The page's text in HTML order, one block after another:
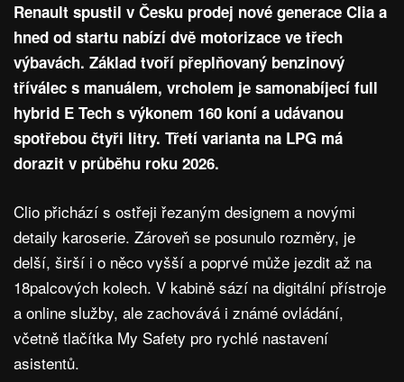
Renault spustil v Česku prodej nové generace Clia a
hned od startu nabízí dvě motorizace ve třech
výbavách. Základ tvoří přeplňovaný benzinový
tříválec s manuálem, vrcholem je samonabíjecí full
hybrid E Tech s výkonem 160 koní a udávanou
spotřebou čtyři litry. Třetí varianta na LPG má
dorazit v průběhu roku 2026.
Clio přichází s ostřeji řezaným designem a novými
detaily karoserie. Zároveň se posunulo rozměry, je
delší, širší i o něco vyšší a poprvé může jezdit až na
18palcových kolech. V kabině sází na digitální přístroje
a online služby, ale zachovává i známé ovládání,
včetně tlačítka My Safety pro rychlé nastavení
asistentů.